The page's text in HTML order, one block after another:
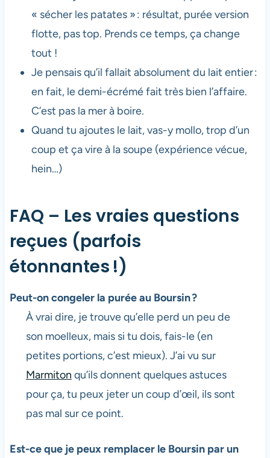
« sécher les patates » : résultat, purée version
flotte, pas top. Prends ce temps, ça change
tout !
Je pensais qu’il fallait absolument du lait entier :
en fait, le demi-écrémé fait très bien l’affaire.
C’est pas la mer à boire.
Quand tu ajoutes le lait, vas-y mollo, trop d’un
coup et ça vire à la soupe (expérience vécue,
hein…)
FAQ – Les vraies questions
reçues (parfois
étonnantes !)
Peut-on congeler la purée au Boursin ?
À vrai dire, je trouve qu’elle perd un peu de
son moelleux, mais si tu dois, fais-le (en
petites portions, c’est mieux). J’ai vu sur
Marmiton qu’ils donnent quelques astuces
pour ça, tu peux jeter un coup d’œil, ils sont
pas mal sur ce point.
Est-ce que je peux remplacer le Boursin par un